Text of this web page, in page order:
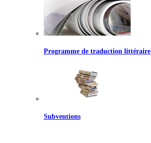
Programme de traduction littéraire
Subventions